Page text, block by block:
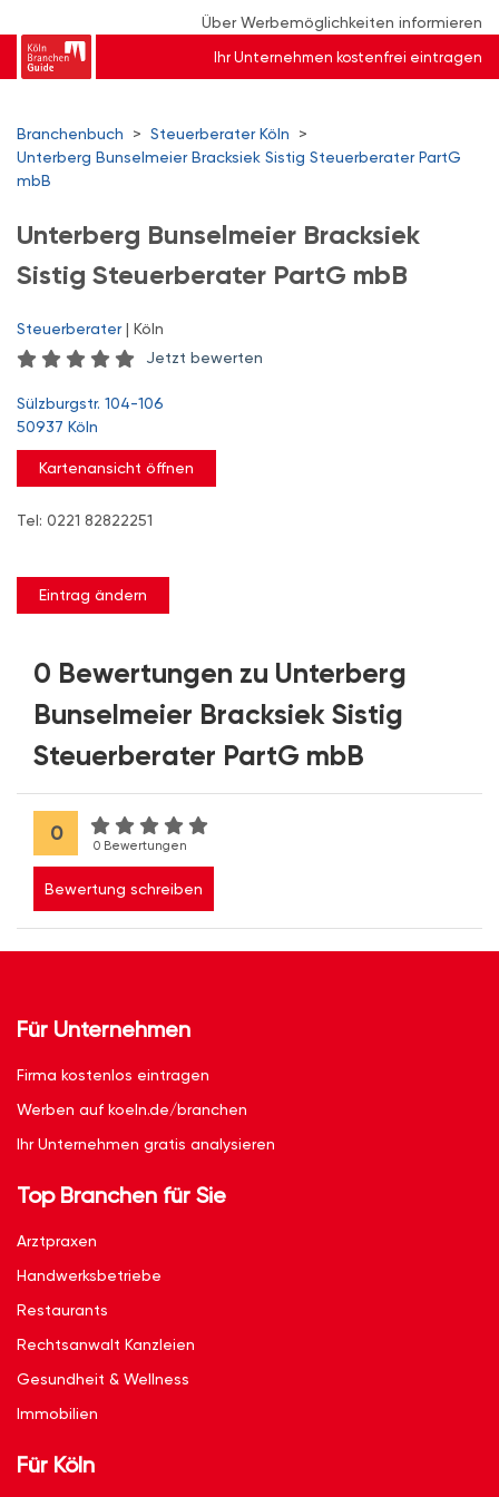
Über Werbemöglichkeiten informieren
Ihr Unternehmen kostenfrei eintragen
Branchenbuch > Steuerberater Köln
>
Unterberg Bunselmeier Bracksiek Sistig Steuerberater PartG
mbB
Unterberg Bunselmeier Bracksiek
Sistig Steuerberater PartG mbB
Steuerberater| Köln
Jetzt bewerten
Sülzburgstr. 104-106
50937 Köln
Kartenansicht öffnen
Tel: 0221 82822251
Eintrag ändern
0 Bewertungen zu Unterberg
Bunselmeier Bracksiek Sistig
Steuerberater PartG mbB
0
0 Bewertungen
Bewertung schreiben
Für Unternehmen
Firma kostenlos eintragen
Werben auf koeln.de/branchen
Ihr Unternehmen gratis analysieren
Top Branchen für Sie
Arztpraxen
Handwerksbetriebe
Restaurants
Rechtsanwalt Kanzleien
Gesundheit & Wellness
Immobilien
Für Köln